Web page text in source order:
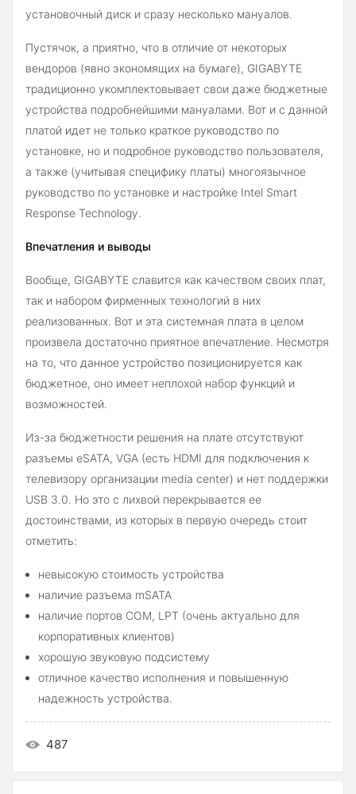
установочный диск и сразу несколько мануалов.
Пустячок, а приятно, что в отличие от некоторых
вендоров (явно экономящих на бумаге), GIGABYTE
традиционно укомплектовывает свои даже бюджетные
устройства подробнейшими мануалами. Вот и с данной
платой идет не только краткое руководство по
установке, но и подробное руководство пользователя,
а также (учитывая специфику платы) многоязычное
руководство по установке и настройке Intel Smart
Response Technology.
Впечатления и выводы
Вообще, GIGABYTE славится как качеством своих плат,
так и набором фирменных технологий в них
реализованных. Вот и эта системная плата в целом
произвела достаточно приятное впечатление. Несмотря
на то, что данное устройство позиционируется как
бюджетное, оно имеет неплохой набор функций и
возможностей.
Из-за бюджетности решения на плате отсутствуют
разъемы eSATA, VGA (есть HDMI для подключения к
телевизору организации media center) и нет поддержки
USB 3.0. Но это с лихвой перекрывается ее
достоинствами, из которых в первую очередь стоит
отметить:
невысокую стоимость устройства
наличие разъема mSATA
наличие портов COM, LPT (очень актуально для
корпоративных клиентов)
хорошую звуковую подсистему
отличное качество исполнения и повышенную
надежность устройства.
487